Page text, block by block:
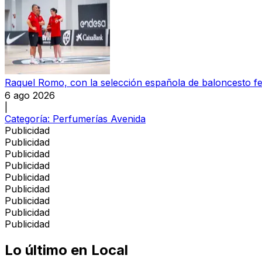
Raquel Romo, con la selección española de baloncesto
6 ago 2026
Categoría: Perfumerías Avenida
Publicidad
Publicidad
Publicidad
Publicidad
Publicidad
Publicidad
Publicidad
Publicidad
Publicidad
Lo último en Local